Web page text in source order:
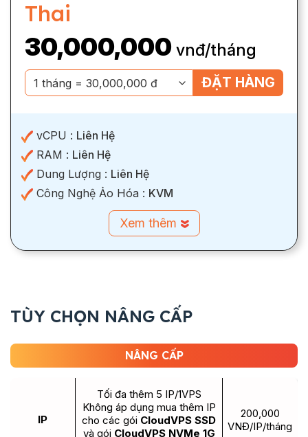
Thai
30,000,000 vnđ/tháng
ĐẶT HÀNG
vCPU : Liên Hệ
RAM : Liên Hệ
Dung Lượng : Liên Hệ
Công Nghệ Ảo Hóa : KVM
Xem thêm
TÙY CHỌN NÂNG CẤP
NÂNG CẤP
IP
Tối đa thêm 5 IP/1VPS
Không áp dụng mua thêm IP
cho các gói CloudVPS SSD
và gói CloudVPS NVMe 1G
200,000
VNĐ/IP/tháng